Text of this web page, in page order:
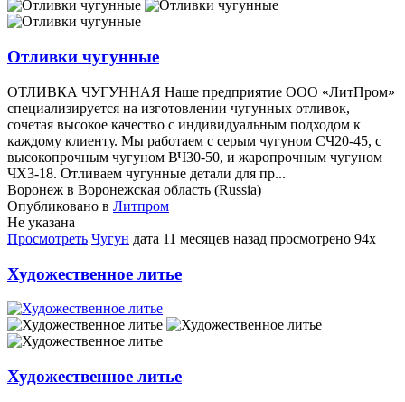
Отливки чугунные
ОТЛИВКА ЧУГУННАЯ Наше предприятие ООО «ЛитПром»
специализируется на изготовлении чугунных отливок,
сочетая высокое качество с индивидуальным подходом к
каждому клиенту. Мы работаем с серым чугуном СЧ20-45, с
высокопрочным чугуном ВЧ30-50, и жаропрочным чугуном
ЧХ3-18. Отливаем чугунные детали для пр...
Воронеж в Воронежская область (Russia)
Опубликовано в Литпром
Не указана
Просмотреть Чугун дата 11 месяцев назад просмотрено 94x
Художественное литье
Художественное литье